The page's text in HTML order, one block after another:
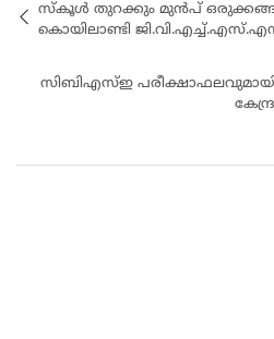
സ്കൂൾ തുറക്കും മുൻപ്
കൊയിലാണ്ടി
സിബിഎസ്ഇ പരീക്ഷാഫലവുമായി